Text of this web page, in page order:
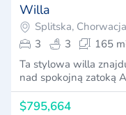
Willa
Splitska, Chorwacja
3
3
165
Ta stylowa willa
nad spokojną zatoką
$795,664